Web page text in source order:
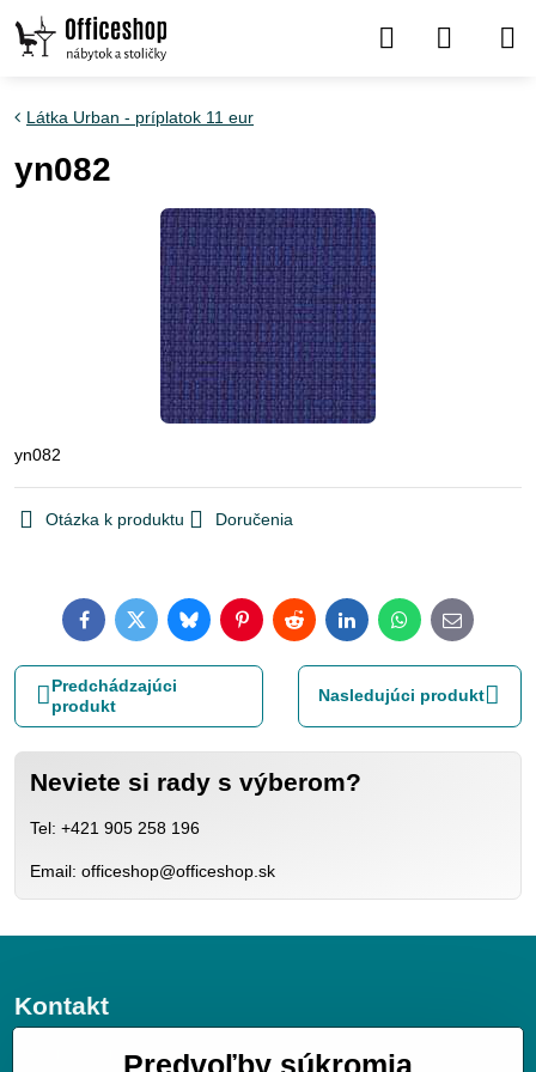
Látka Urban - príplatok 11 eur
yn082
yn082
Otázka k produktu Doručenia
FacebookTwitterBlueskyPinterestRedditLinkedInWhatsApp
E-
mail
Predchádzajúci
produkt
Nasledujúci produkt
Neviete si rady s výberom?
Tel: +421 905 258 196
Email: officeshop@officeshop.sk
Kontakt
JGV trade s.r.o.Predvoľby súkromia